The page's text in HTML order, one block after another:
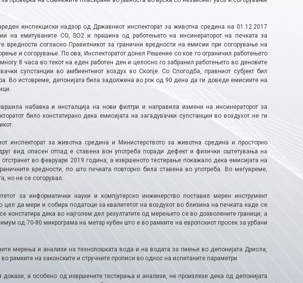
инспекциски надзор од Државниот инспекторат за животна средина на 01.12.2017
на емитуваните CO, SO2 и прашина од работењето на инсинераторот на печката за
вредности согласно Правилникот за гранични вредности на емисии при согорување на
и согорување. По ова, Инспекторатот донел Решение со кое го ограничил работењето
8 часа во текот на еден работен ден и целосно го забранил работењето во деновите
супстанции во амбиентниот воздух во Скопје. Со Спогодба, правниот субјект бил
Во истовреме, депонијата била задолжена во рок од 90 дена да ги доведе емисиите на
набавка и инсталција на нови филтри и направила измени на инсинераторот за
било констатирано дека емисијата на загадувачки супстанции во воздухот не ги
инспекторат за животна средина и Министерството за животна средина и просторно
вид опасен отпад е ставена вон употреба поради дефект и физички оштетувања на
во февруари 2019 година, а извршеното тестирање покажало дека емисијата на
вредности, по што печката повторно била ставена во употреба. Во меѓувреме,
но не се согорувал.
за информатички науки и компјутерско инжинерство поставил мерен инструмент
цел да мери и собира податоци за квалитетот на воздухот во близина на печката каде се
констатира дека во најголем дел резултатите од мерењето се во дозволените граници, а
од 70-80 микрограма на метар кубен што е во рамките на европскиот просек за урбани
мерења и анализи на технолошката вода и на водата за пиење во депонијата Дрисла,
рамките на законските и стручните прописи во однос на испитаните параметри.
а особено од извршените тестирања и анализи, не произлезе дека од депонијата